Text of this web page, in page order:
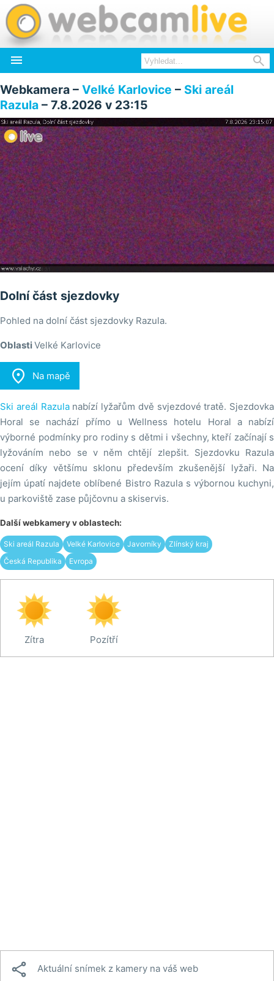
 
Webkamera – Velké Karlovice – Ski areál
Razula – 7.8.2026 v 23:15
Dolní část sjezdovky
Pohled na dolní část sjezdovky Razula.
OblastiVelké Karlovice
 Na mapě
Ski areál Razulanabízí lyžařům dvě svjezdové tratě. Sjezdovka
Horal se nachází přímo u Wellness hotelu Horal a nabízí
výborné podmínky pro rodiny s dětmi i všechny, kteří začínají s
lyžováním nebo se v něm chtějí zlepšit. ​​​​​​Sjezdovku Razula
ocení díky většímu sklonu především zkušenější lyžaři. Na
jejím úpatí najdete oblíbené Bistro Razula s výbornou kuchyni,
u parkoviště zase půjčovnu a skiservis.
Další webkamery v oblastech:
Ski areál Razula Velké Karlovice Javorníky
Zlínský kraj
Česká Republika
Evropa
Zítra Pozítří
 Aktuální snímek z kamery na váš web